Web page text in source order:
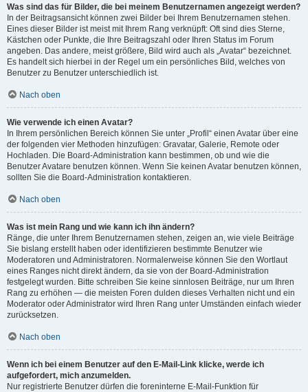
Was sind das für Bilder, die bei meinem Benutzernamen angezeigt werden?
In der Beitragsansicht können zwei Bilder bei Ihrem Benutzernamen stehen.
Eines dieser Bilder ist meist mit Ihrem Rang verknüpft: Oft sind dies Sterne,
Kästchen oder Punkte, die Ihre Beitragszahl oder Ihren Status im Forum
angeben. Das andere, meist größere, Bild wird auch als „Avatar“ bezeichnet.
Es handelt sich hierbei in der Regel um ein persönliches Bild, welches von
Benutzer zu Benutzer unterschiedlich ist.
Nach oben
Wie verwende ich einen Avatar?
In Ihrem persönlichen Bereich können Sie unter „Profil“ einen Avatar über eine
der folgenden vier Methoden hinzufügen: Gravatar, Galerie, Remote oder
Hochladen. Die Board-Administration kann bestimmen, ob und wie die
Benutzer Avatare benutzen können. Wenn Sie keinen Avatar benutzen können,
sollten Sie die Board-Administration kontaktieren.
Nach oben
Was ist mein Rang und wie kann ich ihn ändern?
Ränge, die unter Ihrem Benutzernamen stehen, zeigen an, wie viele Beiträge
Sie bislang erstellt haben oder identifizieren bestimmte Benutzer wie
Moderatoren und Administratoren. Normalerweise können Sie den Wortlaut
eines Ranges nicht direkt ändern, da sie von der Board-Administration
festgelegt wurden. Bitte schreiben Sie keine sinnlosen Beiträge, nur um Ihren
Rang zu erhöhen — die meisten Foren dulden dieses Verhalten nicht und ein
Moderator oder Administrator wird Ihren Rang unter Umständen einfach wieder
zurücksetzen.
Nach oben
Wenn ich bei einem Benutzer auf den E-Mail-Link klicke, werde ich
aufgefordert, mich anzumelden.
Nur registrierte Benutzer dürfen die foreninterne E-Mail-Funktion für